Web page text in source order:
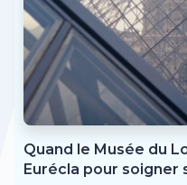
Quand le Musée du
Eurécla pour soigner